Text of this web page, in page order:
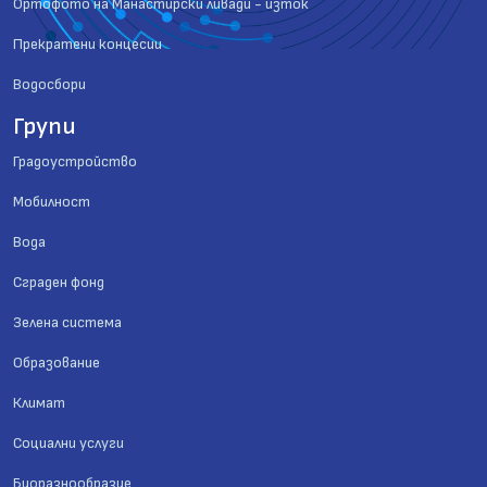
Ортофото на Манастирски ливади - изток
Прекратени концесии
Водосбори
Групи
Градоустройство
Мобилност
Вода
Сграден фонд
Зелена система
Образование
Климат
Социални услуги
Биоразнообразие